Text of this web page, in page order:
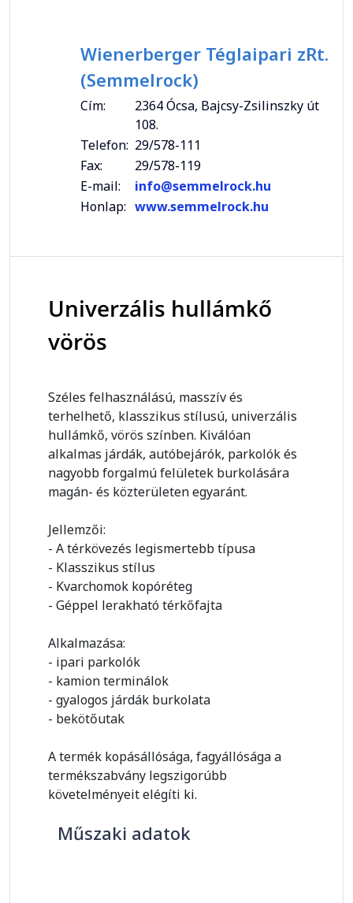
Wienerberger Téglaipari zRt.
(Semmelrock)
Cím:
2364 Ócsa, Bajcsy-Zsilinszky út
108.
Telefon: 29/578-111
Fax:
29/578-119
E-mail:
info@semmelrock.hu
Honlap: www.semmelrock.hu
Univerzális hullámkő
vörös
Széles felhasználású, masszív és
terhelhető, klasszikus stílusú, univerzális
hullámkő, vörös színben. Kiválóan
alkalmas járdák, autóbejárók, parkolók és
nagyobb forgalmú felületek burkolására
magán- és közterületen egyaránt.
Jellemzői:
- A térkövezés legismertebb típusa
- Klasszikus stílus
- Kvarchomok kopóréteg
- Géppel lerakható térkőfajta
Alkalmazása:
- ipari parkolók
- kamion terminálok
- gyalogos járdák burkolata
- bekötőutak
A termék kopásállósága, fagyállósága a
termékszabvány legszigorúbb
követelményeit elégíti ki.
Műszaki adatok